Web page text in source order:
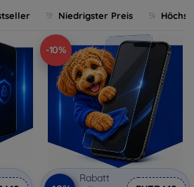
Niedrigster Preis
-10%
Rabatt